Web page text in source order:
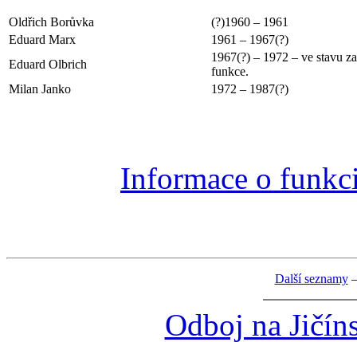
Oldřich Borůvka
(?)1960 – 1961
Eduard Marx
1961 – 1967(?)
Eduard Olbrich
1967(?) – 1972 – ve stavu
funkce.
Milan Janko
1972 – 1987(?)
Informace o
Další seznamy
Odboj na